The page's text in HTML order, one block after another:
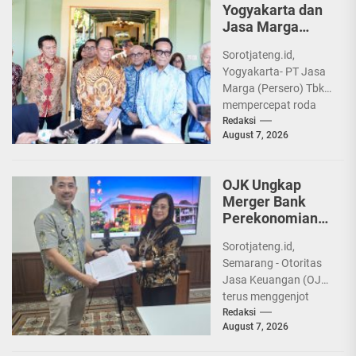
Yogyakarta dan
Jasa Marga
Akses Bokoharjo
Sorotjateng.id,
Yogyakarta- PT Jasa
Marga (Persero) Tbk
mempercepat roda
investasi infrastruktur
di wilayah Provinsi
Melalui sinergi...
Redaksi
August 7, 2026
OJK Ungkap
Merger Bank
Perekonomian
Provinsi Jawa
Tengah
Sorotjateng.id,
Semarang - Otoritas
Jasa Keuangan (OJK)
terus menggenjot
strategi konsolidasi di
sektor industri
Redaksi
August 7, 2026